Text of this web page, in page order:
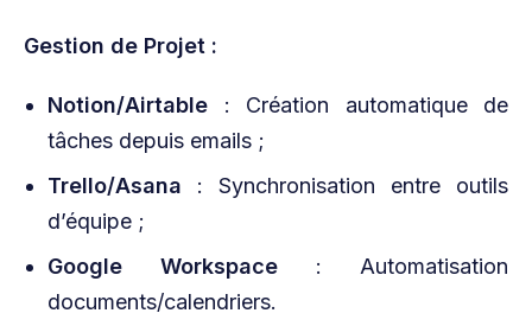
Gestion de Projet :
Notion/Airtable : Création automatique de
tâches depuis emails ;
Trello/Asana : Synchronisation entre outils
d’équipe ;
Google Workspace : Automatisation
documents/calendriers.